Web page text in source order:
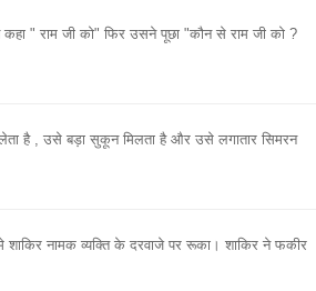
" राम जी को" फिर उसने पूछा "कौन से राम जी को ?
है , उसे बड़ा सुकून मिलता है और उसे लगातार सिमरन
नामक व्यक्ति के दरवाजे पर रूका। शाकिर ने फकीर